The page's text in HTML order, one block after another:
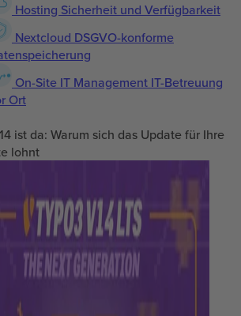
Hosting Sicherheit und Verfügbarkeit
Nextcloud DSGVO-konforme
On-Site IT Management IT-Betreuung
Ort
ist da: Warum sich das Update für Ihre
lohnt